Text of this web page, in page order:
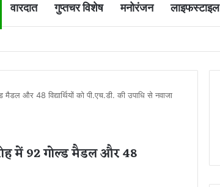
वारदात गुप्तचर विशेष मनोरंजन लाइफस्टाइल
पर चल रहा काम
मैडल और 48 विद्यार्थियों को पी.एच.डी. की उपाधि से नवाजा
में 92 गोल्ड मैडल और 48